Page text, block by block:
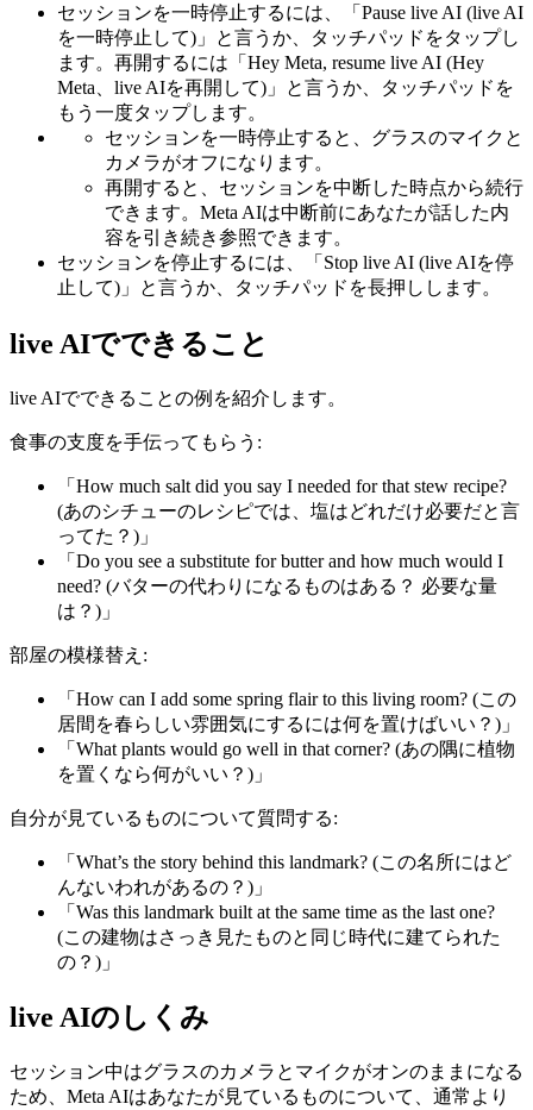
セッションを一時停止するには、「Pause live AI (live AI
を一時停止して)」と言うか、タッチパッドをタップし
ます。再開するには「Hey Meta, resume live AI (Hey
Meta、live AIを再開して)」と言うか、タッチパッドを
もう一度タップします。
セッションを一時停止すると、グラスのマイクと
カメラがオフになります。
再開すると、セッションを中断した時点から続行
できます。Meta AIは中断前にあなたが話した内
容を引き続き参照できます。
セッションを停止するには、「Stop live AI (live AIを停
止して)」と言うか、タッチパッドを長押しします。
live AIでできること
live AIでできることの例を紹介します。
食事の支度を手伝ってもらう:
「How much salt did you say I needed for that stew recipe?
(あのシチューのレシピでは、塩はどれだけ必要だと言
ってた？)」
「Do you see a substitute for butter and how much would I
need? (バターの代わりになるものはある？ 必要な量
は？)」
部屋の模様替え:
「How can I add some spring flair to this living room? (この
居間を春らしい雰囲気にするには何を置けばいい？)」
「What plants would go well in that corner? (あの隅に植物
を置くなら何がいい？)」
自分が見ているものについて質問する:
「What’s the story behind this landmark? (この名所にはど
んないわれがあるの？)」
「Was this landmark built at the same time as the last one?
(この建物はさっき見たものと同じ時代に建てられた
の？)」
live AIのしくみ
セッション中はグラスのカメラとマイクがオンのままになる
ため、Meta AIはあなたが見ているものについて、通常より